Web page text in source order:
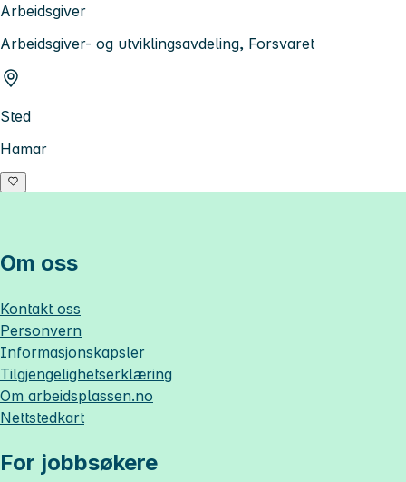
Arbeidsgiver
Arbeidsgiver- og utviklingsavdeling, Forsvaret
Sted
Hamar
Om oss
Kontakt oss
Personvern
Informasjonskapsler
Tilgjengelighetserklæring
Om arbeidsplassen.no
Nettstedkart
For jobbsøkere